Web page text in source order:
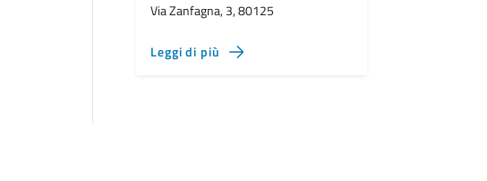
Via Zanfagna, 3, 80125
Leggi di più